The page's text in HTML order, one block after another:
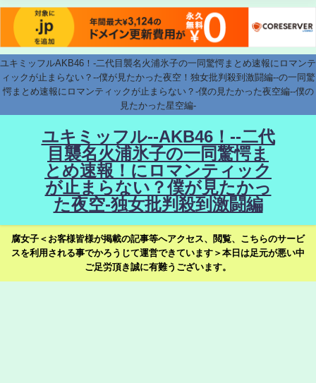
ユキミッフルAKB46！-二代目襲名火浦氷子の一同驚愕まとめ速報にロマンテ
ィックが止まらない？--僕が見たかった夜空！独女批判殺到激闘編--の一同驚
愕まとめ速報にロマンティックが止まらない？-僕の見たかった夜空編--僕の
見たかった星空編-
ユキミッフル--AKB46！--二代
目襲名火浦氷子の一同驚愕ま
とめ速報！にロマンティック
が止まらない？僕が見たかっ
た夜空-独女批判殺到激闘編
腐女子＜お客様皆様が掲載の記事等へアクセス、閲覧、こちらのサービ
スを利用される事でかろうじて運営できています＞本日は足元が悪い中
ご足労頂き誠に有難うございます。